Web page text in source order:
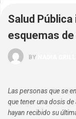
Salud
esquemas
BY
Las personas que se
que tener una dosis
hayan recibido su